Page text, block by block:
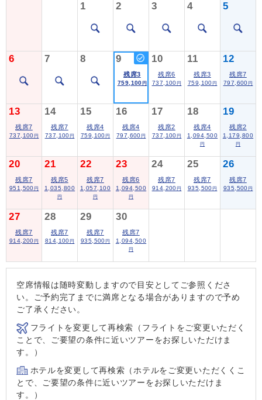
1 2 3 4 5
6 7 8 9
残席3
759,100 円
10
残席6
737,100 円
11
残席3
759,100 円
12
残席7
797,600 円
13
残席7
737,100 円
14
残席7
737,100 円
15
残席4
759,100 円
16
残席4
797,600 円
17
残席2
737,100 円
18
残席4
1,094,500
円
19
残席2
1,179,800
円
20
残席7
951,500 円
21
残席5
1,035,800
円
22
残席7
1,057,100
円
23
残席6
1,094,500
円
24
残席7
914,200 円
25
残席7
935,500 円
26
残席7
935,500 円
27
残席7
914,200 円
28
残席7
814,100 円
29
残席7
935,500 円
30
残席7
1,094,500
円
空席情報は随時変動しますので目安としてご参照くださ
い。ご予約完了までに満席となる場合がありますので予め
ご了承ください。
フライトを変更して再検索（フライトをご変更いただく
ことで、ご要望の条件に近いツアーをお探しいただけま
す。）
ホテルを変更して再検索（ホテルをご変更いただくくこ
とで、ご要望の条件に近いツアーをお探しいただけま
す。）